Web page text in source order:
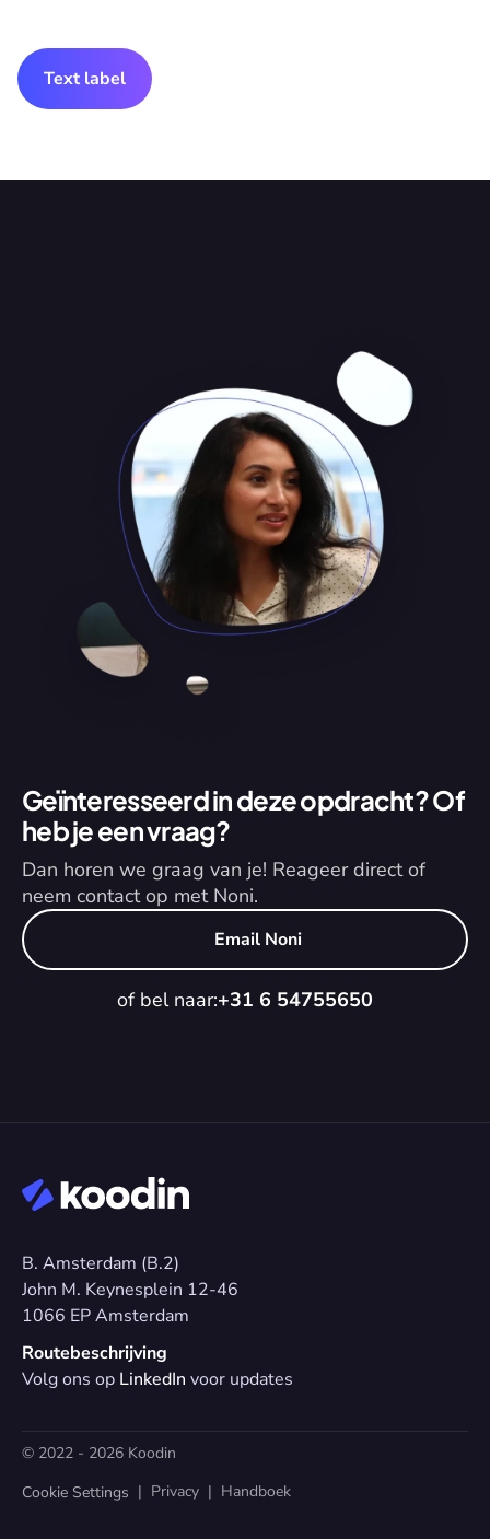
Text label
Geïnteresseerd in deze opdracht? Of
heb je een vraag?
Dan horen we graag van je! Reageer direct of
neem contact op met Noni.
Email Noni
of bel naar:+31 6 54755650
B. Amsterdam (B.2)
John M. Keynesplein 12-46
1066 EP Amsterdam
Routebeschrijving
Volg ons op LinkedIn voor updates
© 2022 - 2026 Koodin
Cookie Settings
  |
Privacy
  |
Handboek